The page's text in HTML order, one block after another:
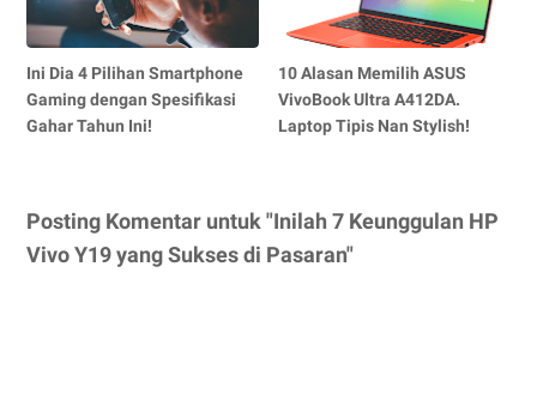
Ini Dia 4 Pilihan Smartphone
Gaming dengan Spesifikasi
Gahar Tahun Ini!
10 Alasan Memilih ASUS
VivoBook Ultra A412DA.
Laptop Tipis Nan Stylish!
Posting Komentar untuk "Inilah 7 Keunggulan HP
Vivo Y19 yang Sukses di Pasaran"